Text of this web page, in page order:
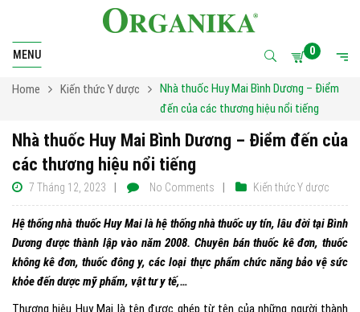
MENU 0
Home Kiến thức Y dược
Nhà thuốc Huy Mai Bình Dương – Điểm
đến của các thương hiệu nổi tiếng
Nhà thuốc Huy Mai Bình Dương – Điểm đến của
các thương hiệu nổi tiếng
7 Tháng 12, 2023 Kiến thức Y dược
No Comments
Hệ thống nhà thuốc Huy Mai là hệ thống nhà thuốc uy tín, lâu đời tại Bình
Dương được thành lập vào năm 2008. Chuyên bánthuốc kê đơn, thuốc
không kê đơn, thuốc đông y, các loại thực phẩm chức năng bảo vệ sức
khỏe đến dược mỹ phẩm, vật tư y tế,…
Thương hiệu Huy Mai là tên được ghép từ tên của những người thành